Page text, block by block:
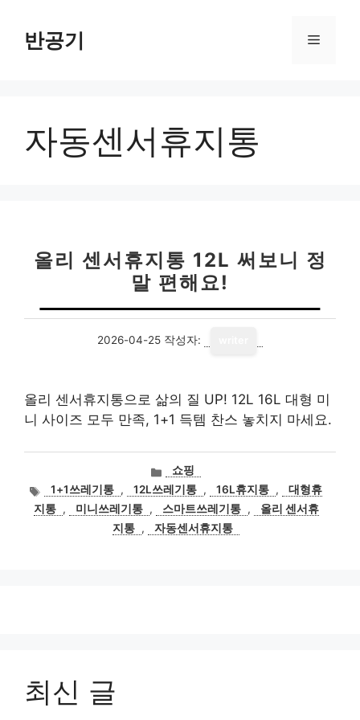
반공기 메
자동센서휴지통
올리 센서휴지통 12L 써보니 정
말 편해요!
2026-04-25 작성자:
올리 센서휴지통으로 삶의 질 UP! 12L 16L 대형 미
니 사이즈 모두 만족, 1+1 득템 찬스 놓치지 마세요.
카
테
고
리
쇼핑
태
그
1+1쓰레기통 , 12L쓰레기통 , 16L휴지통 ,
대형휴
지통 , 미니쓰레기통 , 스마트쓰레기통 ,
올리 센서휴
지통 , 자동센서휴지통
최신 글